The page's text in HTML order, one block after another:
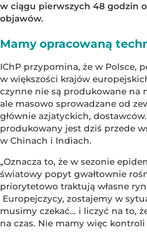
w ciągu pierwszych 48 godzin
objawów.
Mamy opracowaną
IChP przypomina, że w Polsce,
w większości krajów
czynne nie są produkowane na
ale masowo sprowadzane od
głównie azjatyckich,
produkowany jest dziś przede
w Chinach i Indiach.
„Oznacza to, że w sezonie
światowy popyt gwałtownie
priorytetowo traktują własne
Europejczycy, zostajemy w
musimy czekać… i liczyć na to,
na czas. Nie mamy więc